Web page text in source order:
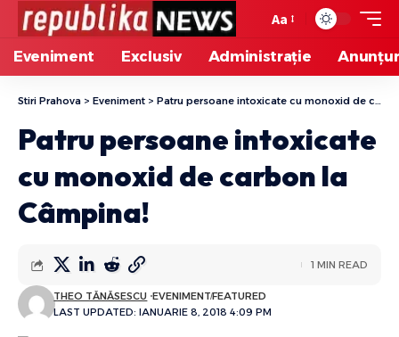
Aa
Eveniment Exclusiv Administrație
Stiri Prahova > Eveniment > Patru persoane intoxicate cu monoxid de carbon la Câmpina!
Patru persoane intoxicate
cu monoxid de carbon la
Câmpina!
LAST UPDATED: IANUARIE 8, 2018 4:09 PM
THEO TĂNĂSESCU EVENIMENTFEATURED
1 MIN READ